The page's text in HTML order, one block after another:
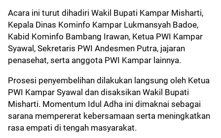
Acara ini turut dihadiri Wakil Bupati Kampar Misharti,
Kepala Dinas Kominfo Kampar Lukmansyah Badoe,
Kabid Kominfo Bambang Irawan, Ketua PWI Kampar
Syawal, Sekretaris PWI Andesmen Putra, jajaran
penasehat, serta anggota PWI Kampar lainnya.
Prosesi penyembelihan dilakukan langsung oleh Ketua
PWI Kampar Syawal dan disaksikan Wakil Bupati
Misharti. Momentum Idul Adha ini dimaknai sebagai
sarana mempererat kebersamaan serta meningkatkan
rasa empati di tengah masyarakat.